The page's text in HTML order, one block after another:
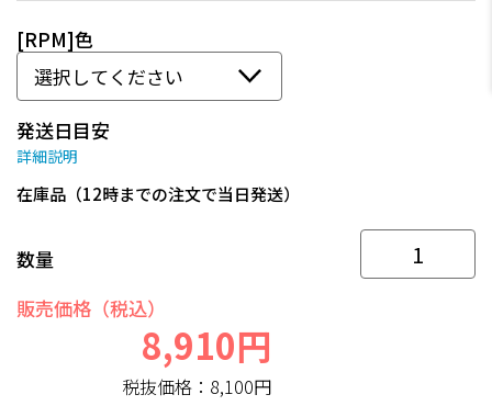
[RPM]色
発送日目安
詳細説明
在庫品（12時までの注文で当日発送）
数量
販売価格（税込）
8,910円
税抜価格： 8,100円